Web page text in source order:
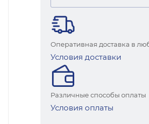
Оперативная доставка в
Условия доставки
Различные способы оплаты
Условия оплаты